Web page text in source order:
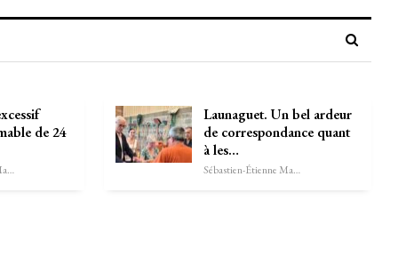
de 24
Sébastien-Étienne Marechal
Launaguet. Un bel ardeur
de correspondance quant
à les…
Sébastien-Étienne Marechal